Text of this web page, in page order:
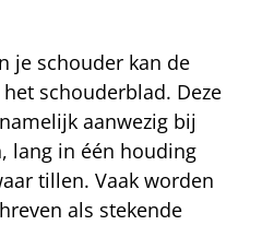
je schouder kan de
schouderblad. Deze
aanwezig bij
lang in één houding
tillen. Vaak worden
als stekende